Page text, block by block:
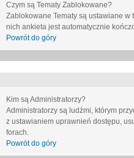
Czym są Tematy Zablokowane?
Zablokowane Tematy są ustawiane
nich ankieta jest automatycznie
Powrót do góry
Kim są Administratorzy?
Administratorzy są ludźmi, którym
z ustawianiem uprawnień dostępu,
forach.
Powrót do góry